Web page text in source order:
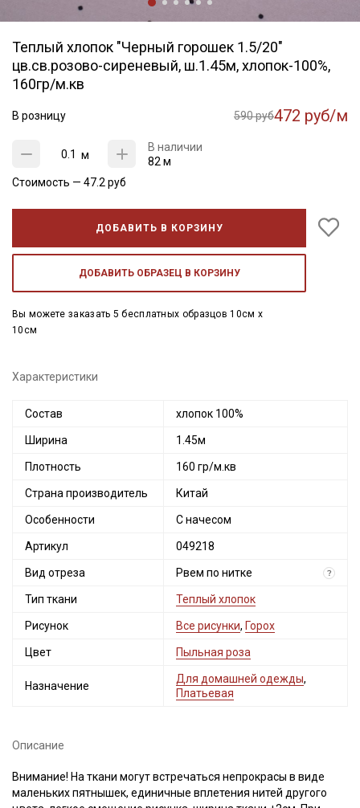
Теплый хлопок "Черный горошек 1.5/20"
цв.св.розово-сиреневый, ш.1.45м, хлопок-100%,
160гр/м.кв
В розницу 590 руб472 руб/м
м
В наличии
82 м
Стоимость — 47.2 руб
ДОБАВИТЬ В КОРЗИНУ
ДОБАВИТЬ ОБРАЗЕЦ В КОРЗИНУ
Вы можете заказать 5 бесплатных образцов 10см x
10см
Характеристики
Состав хлопок 100%
Ширина 1.45м
Плотность 160 гр/м.кв
Страна производитель Китай
Особенности С начесом
Артикул 049218
Вид отреза Рвем по нитке ?
Тип ткани Теплый хлопок
Рисунок Все рисунки, Горох
Цвет Пыльная роза
Назначение
Для домашней одежды,
Платьевая
Описание
Внимание! На ткани могут встречаться непрокрасы в виде
маленьких пятнышек, единичные вплетения нитей другого